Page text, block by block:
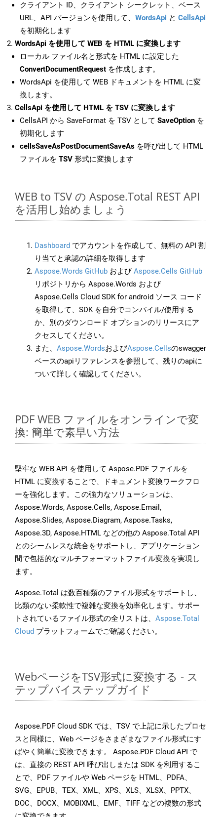
クライアント ID、クライアント シークレット、ベース
URL、API バージョンを使用して、 WordsApi と CellsApi
を初期化します
WordsApi を使用して WEB を HTML に変換します
ローカル ファイル名と形式を HTML に設定した
ConvertDocumentRequest を作成します。
WordsApi を使用して WEB ドキュメントを HTML に変
換します。
CellsApi を使用して HTML を TSV に変換します
CellsAPI から SaveFormat を TSV として SaveOption を
初期化します
cellsSaveAsPostDocumentSaveAs を呼び出して HTML
ファイルを TSV 形式に変換します
WEB to TSV の Aspose.Total REST API
を活用し始めましょう
Dashboard でアカウントを作成して、無料の API 割
り当てと承認の詳細を取得します
Aspose.Words GitHub およびAspose.Cells GitHub
リポジトリから Aspose.Words および
Aspose.Cells Cloud SDK for android ソース コード
を取得して、SDK を自分でコンパイル/使用する
か、別のダウンロード オプションのリリースにア
クセスしてください。
また、 Aspose.WordsおよびAspose.Cellsのswagger
ベースのapiリファレンスを参照して、残りのapiに
ついて詳しく確認してください。
PDF WEB ファイルをオンラインで変
換: 簡単で素早い方法
堅牢な WEB API を使用して Aspose.PDF ファイルを
HTML に変換することで、ドキュメント変換ワークフロ
ーを強化します。この強力なソリューションは、
Aspose.Words, Aspose.Cells, Aspose.Email,
Aspose.Slides, Aspose.Diagram, Aspose.Tasks,
Aspose.3D, Aspose.HTML などの他の Aspose.Total API
とのシームレスな統合をサポートし、アプリケーション
間で包括的なマルチフォーマットファイル変換を実現し
ます。
Aspose.Total は数百種類のファイル形式をサポートし、
比類のない柔軟性で複雑な変換を効率化します。サポー
トされているファイル形式の全リストは、 Aspose.Total
Cloud プラットフォームでご確認ください。
WebページをTSV形式に変換する - ス
テップバイステップガイド
Aspose.PDF Cloud SDK では、TSV で上記に示したプロセ
スと同様に、Web ページをさまざまなファイル形式にす
ばやく簡単に変換できます。 Aspose.PDF Cloud API で
は、直接の REST API 呼び出しまたは SDK を利用するこ
とで、PDF ファイルや Web ページを HTML、PDFA、
SVG、EPUB、TEX、XML、XPS、XLS、XLSX、PPTX、
DOC、DOCX、MOBIXML、EMF、TIFF などの複数の形式